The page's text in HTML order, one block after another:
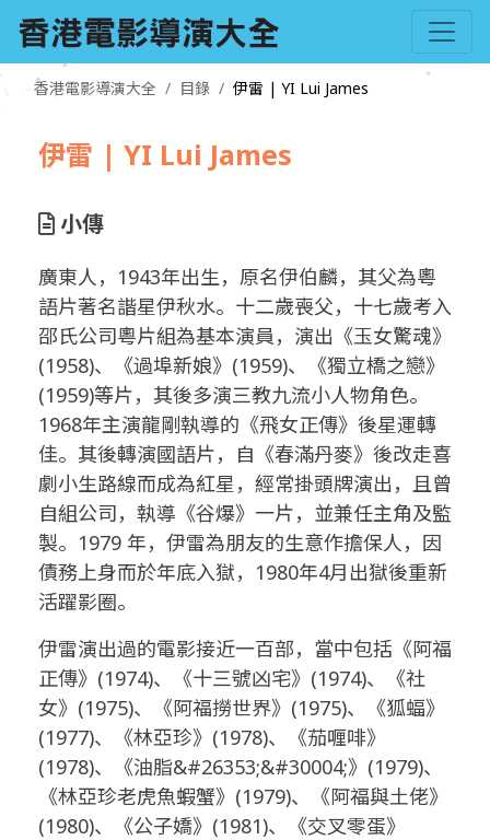
香港電影導演大全 目錄 伊雷 | YI Lui James
伊雷 | YI Lui James
小傳
廣東人，1943年出生，原名伊伯麟，其父為粵
語片著名諧星伊秋水。十二歲喪父，十七歲考入
邵氏公司粵片組為基本演員，演出《玉女驚魂》
(1958)、《過埠新娘》(1959)、《獨立橋之戀》
(1959)等片，其後多演三教九流小人物角色。
1968年主演龍剛執導的《飛女正傳》後星運轉
佳。其後轉演國語片，自《春滿丹麥》後改走喜
劇小生路線而成為紅星，經常掛頭牌演出，且曾
自組公司，執導《谷爆》一片，並兼任主角及監
製。1979 年，伊雷為朋友的生意作擔保人，因
債務上身而於年底入獄，1980年4月出獄後重新
活躍影圈。
伊雷演出過的電影接近一百部，當中包括《阿福
正傳》(1974)、《十三號凶宅》(1974)、《社
女》(1975)、《阿福撈世界》(1975)、《狐蝠》
(1977)、《林亞珍》(1978)、《茄喱啡》
(1978)、《油脂&#26353;&#30004;》(1979)、
《林亞珍老虎魚蝦蟹》(1979)、《阿福與土佬》
(1980)、《公子嬌》(1981)、《交叉零蛋》